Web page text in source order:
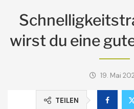
wirst du eine
19. Mai
TEILEN